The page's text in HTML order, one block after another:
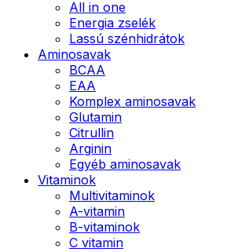
All in one
Energia zselék
Lassú szénhidrátok
Aminosavak
BCAA
EAA
Komplex aminosavak
Glutamin
Citrullin
Arginin
Egyéb aminosavak
Vitaminok
Multivitaminok
A-vitamin
B-vitaminok
C vitamin